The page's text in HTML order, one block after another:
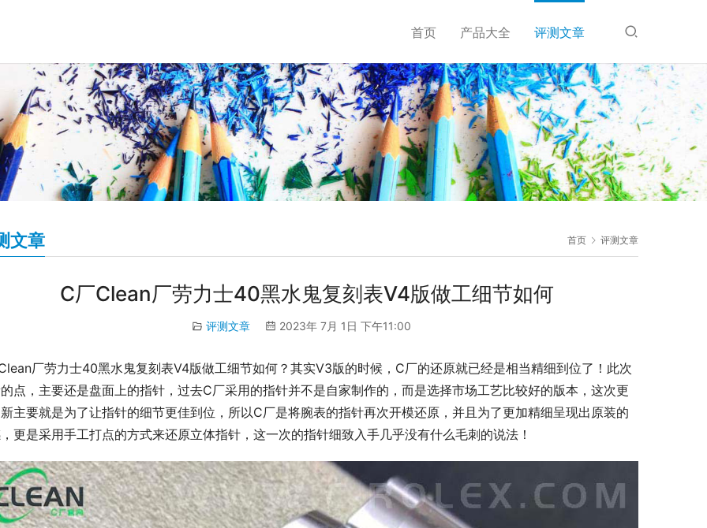
首页 产品大全 评测文章
首页 评测文章
文章
C厂Clean厂劳力士40黑水鬼复刻表V4版做工细节如何
评测文章 2023年 7月 1日 下午11:00
厂劳力士40黑水鬼复刻表V4版做工细节如何？其实V3版的时候，C厂的还原就已经是相当精细到位了！此次
点，主要还是盘面上的指针，过去C厂采用的指针并不是自家制作的，而是选择市场工艺比较好的版本，这次更
主要就是为了让指针的细节更佳到位，所以C厂是将腕表的指针再次开模还原，并且为了更加精细呈现出原装的
更是采用手工打点的方式来还原立体指针，这一次的指针细致入手几乎没有什么毛刺的说法！